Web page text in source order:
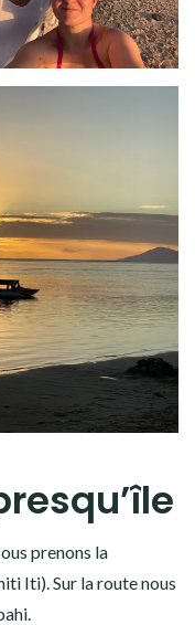
prenons la
Iti). Sur la route nous